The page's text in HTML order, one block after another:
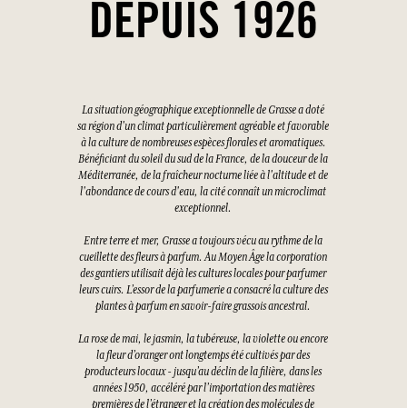
DEPUIS 1926
La situation géographique exceptionnelle de Grasse a doté
sa région d'un climat particulièrement agréable et favorable
à la culture de nombreuses espèces florales et aromatiques.
Bénéficiant du soleil du sud de la France, de la douceur de la
Méditerranée, de la fraîcheur nocturne liée à l'altitude et de
l'abondance de cours d'eau, la cité connaît un microclimat
exceptionnel.
Entre terre et mer, Grasse a toujours vécu au rythme de la
cueillette des fleurs à parfum. Au Moyen Âge la corporation
des gantiers utilisait déjà les cultures locales pour parfumer
leurs cuirs. L’essor de la parfumerie a consacré la culture des
plantes à parfum en savoir-faire grassois ancestral.
La rose de mai, le jasmin, la tubéreuse, la violette ou encore
la fleur d’oranger ont longtemps été cultivés par des
producteurs locaux - jusqu’au déclin de la filière, dans les
années 1950, accéléré par l’importation des matières
premières de l’étranger et la création des molécules de